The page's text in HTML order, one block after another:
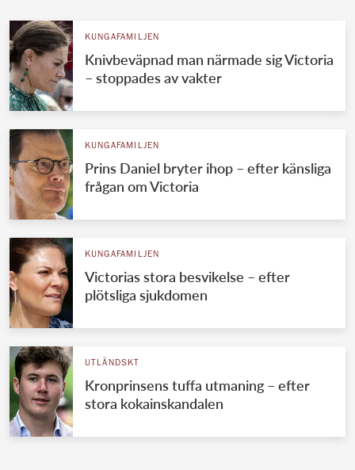
KUNGAFAMILJEN
Knivbeväpnad man närmade sig Victoria
– stoppades av vakter
KUNGAFAMILJEN
Prins Daniel bryter ihop – efter känsliga
frågan om Victoria
KUNGAFAMILJEN
Victorias stora besvikelse – efter
plötsliga sjukdomen
UTLÄNDSKT
Kronprinsens tuffa utmaning – efter
stora kokainskandalen